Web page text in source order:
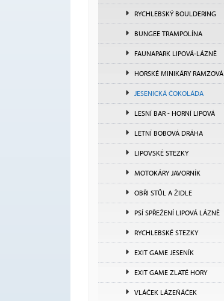
RYCHLEBSKÝ BOULDERING
BUNGEE TRAMPOLÍNA
FAUNAPARK LIPOVÁ-LÁZNĚ
HORSKÉ MINIKÁRY RAMZOVÁ
JESENICKÁ ČOKOLÁDA
LESNÍ BAR - HORNÍ LIPOVÁ
LETNÍ BOBOVÁ DRÁHA
LIPOVSKÉ STEZKY
MOTOKÁRY JAVORNÍK
OBŘI STŮL A ŽIDLE
PSÍ SPŘEŽENÍ LIPOVÁ LÁZNĚ
RYCHLEBSKÉ STEZKY
EXIT GAME JESENÍK
EXIT GAME ZLATÉ HORY
VLÁČEK LÁZEŇÁČEK